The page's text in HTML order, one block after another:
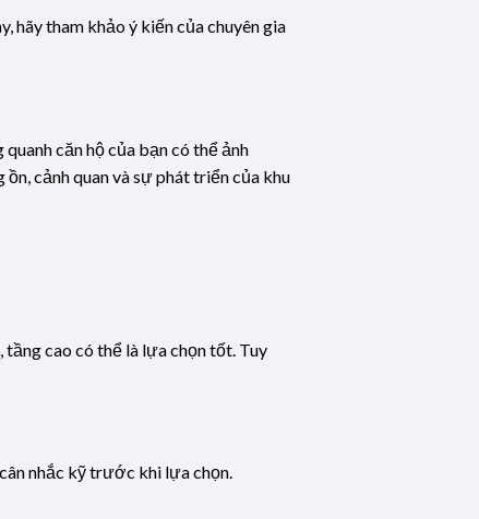
hãy tham khảo ý kiến của chuyên gia
quanh căn hộ của bạn có thể ảnh
cảnh quan và sự phát triển của khu
tầng cao có thể là lựa chọn tốt. Tuy
nhắc kỹ trước khi lựa chọn.